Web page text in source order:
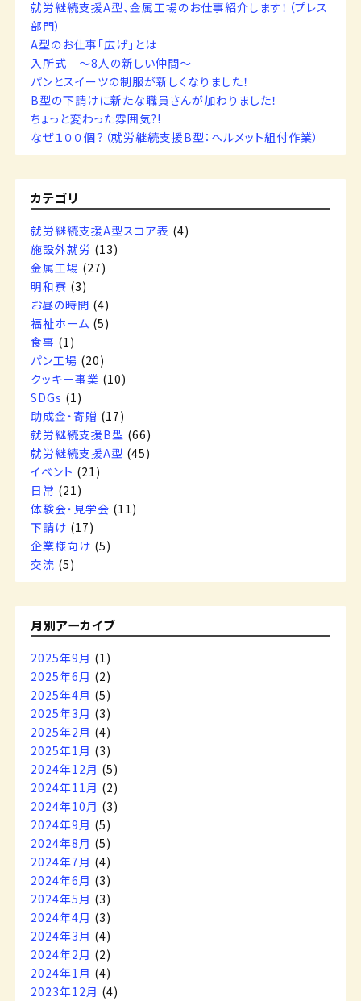
就労継続支援A型、金属工場のお仕事紹介します！（プレス
部門）
A型のお仕事「広げ」とは
入所式 ～8人の新しい仲間～
パンとスイーツの制服が新しくなりました！
B型の下請けに新たな職員さんが加わりました！
ちょっと変わった雰囲気?!
なぜ１００個？（就労継続支援B型：ヘルメット組付作業）
カテゴリ
就労継続支援A型スコア表 (4)
施設外就労 (13)
金属工場 (27)
明和寮 (3)
お昼の時間 (4)
福祉ホーム (5)
食事 (1)
パン工場 (20)
クッキー事業 (10)
SDGs (1)
助成金・寄贈 (17)
就労継続支援B型 (66)
就労継続支援A型 (45)
イベント (21)
日常 (21)
体験会・見学会 (11)
下請け (17)
企業様向け (5)
交流 (5)
月別アーカイブ
2025年9月 (1)
2025年6月 (2)
2025年4月 (5)
2025年3月 (3)
2025年2月 (4)
2025年1月 (3)
2024年12月 (5)
2024年11月 (2)
2024年10月 (3)
2024年9月 (5)
2024年8月 (5)
2024年7月 (4)
2024年6月 (3)
2024年5月 (3)
2024年4月 (3)
2024年3月 (4)
2024年2月 (2)
2024年1月 (4)
2023年12月 (4)